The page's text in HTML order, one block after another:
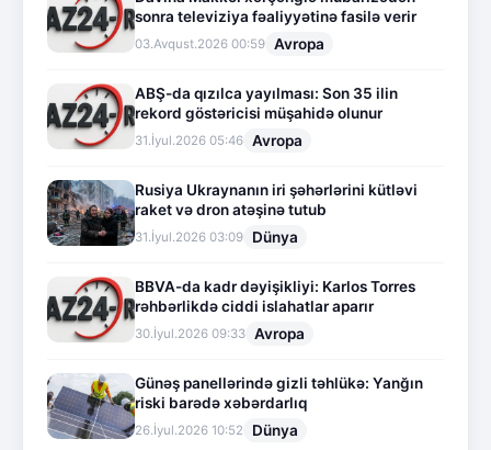
sonra televiziya fəaliyyətinə fasilə verir
03.Avqust.2026 00:59 Avropa
ABŞ-da qızılca yayılması: Son 35 ilin
rekord göstəricisi müşahidə olunur
31.İyul.2026 05:46 Avropa
Rusiya Ukraynanın iri şəhərlərini kütləvi
raket və dron atəşinə tutub
31.İyul.2026 03:09 Dünya
BBVA-da kadr dəyişikliyi: Karlos Torres
rəhbərlikdə ciddi islahatlar aparır
30.İyul.2026 09:33 Avropa
Günəş panellərində gizli təhlükə: Yanğın
riski barədə xəbərdarlıq
26.İyul.2026 10:52 Dünya